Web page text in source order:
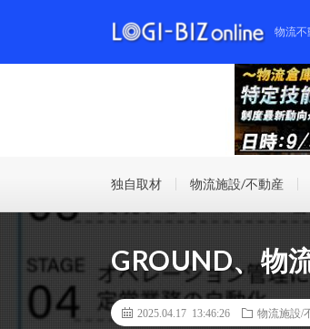
物流不
独自取材 物流施設/不動産
GROUND、物
2025.04.17 13:46:26 物流施設/